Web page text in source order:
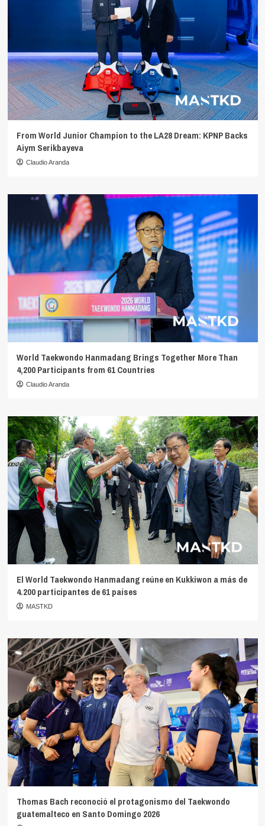
From World Junior Champion to the LA28 Dream: KPNP Backs
Aiym Serikbayeva
Claudio Aranda
World Taekwondo Hanmadang Brings Together More Than
4,200 Participants from 61 Countries
Claudio Aranda
El World Taekwondo Hanmadang reúne en Kukkiwon a más de
4.200 participantes de 61 países
MASTKD
Thomas Bach reconoció el protagonismo del Taekwondo
guatemalteco en Santo Domingo 2026